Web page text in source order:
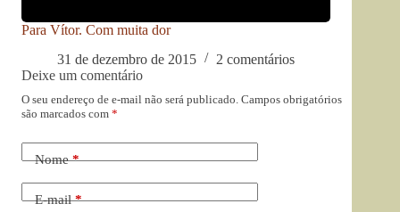
Para Vítor. Com muita dor
31 de dezembro de 2015
2 comentários
Deixe um comentário
O seu endereço de e-mail não será publicado. Campos obrigatórios
são marcados com *
Nome*
E-mail*